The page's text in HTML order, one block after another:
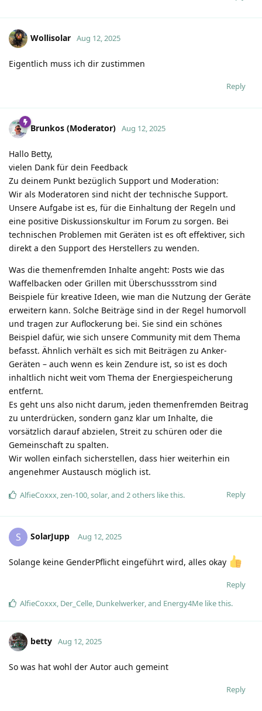
Wollisolar Aug 12, 2025
Eigentlich muss ich dir zustimmen
Reply
Brunkos (Moderator) Aug 12, 2025
Hallo Betty,
vielen Dank für dein Feedback
Zu deinem Punkt bezüglich Support und Moderation:
Wir als Moderatoren sind nicht der technische Support.
Unsere Aufgabe ist es, für die Einhaltung der Regeln und
eine positive Diskussionskultur im Forum zu sorgen. Bei
technischen Problemen mit Geräten ist es oft effektiver, sich
direkt a den Support des Herstellers zu wenden.
Was die themenfremden Inhalte angeht: Posts wie das
Waffelbacken oder Grillen mit Überschussstrom sind
Beispiele für kreative Ideen, wie man die Nutzung der Geräte
erweitern kann. Solche Beiträge sind in der Regel humorvoll
und tragen zur Auflockerung bei. Sie sind ein schönes
Beispiel dafür, wie sich unsere Community mit dem Thema
befasst. Ähnlich verhält es sich mit Beiträgen zu Anker-
Geräten – auch wenn es kein Zendure ist, so ist es doch
inhaltlich nicht weit vom Thema der Energiespeicherung
entfernt.
Es geht uns also nicht darum, jeden themenfremden Beitrag
zu unterdrücken, sondern ganz klar um Inhalte, die
vorsätzlich darauf abzielen, Streit zu schüren oder die
Gemeinschaft zu spalten.
Wir wollen einfach sicherstellen, dass hier weiterhin ein
angenehmer Austausch möglich ist.
Reply
AlfieCoxxx,zen-100,solar, and 2others like this.
S SolarJupp Aug 12, 2025
Solange keine GenderPflicht eingeführt wird, alles okay
Reply
AlfieCoxxx, Der_Celle, Dunkelwerker, and Energy4Me like this.
betty Aug 12, 2025
So was hat wohl der Autor auch gemeint
Reply